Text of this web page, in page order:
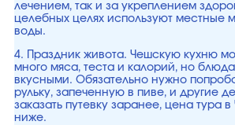
лечением, так и за укреплением
целебных целях используют местные
воды.
4. Праздник живота. Чешскую кухню
много мяса, теста и калорий, но
вкусными. Обязательно нужно
рульку, запеченную в пиве, и другие
заказать путевку заранее, цена тура
ниже.